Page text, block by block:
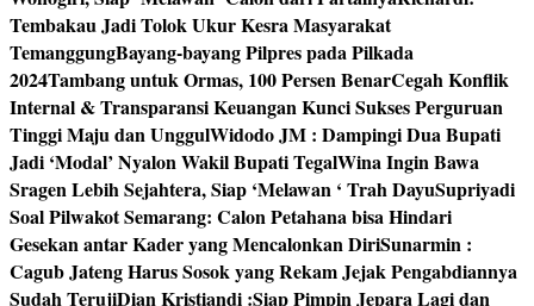
Tembakau Jadi Tolok Ukur Kesra Masyarakat
TemanggungBayang-bayang Pilpres pada Pilkada
2024Tambang untuk Ormas, 100 Persen BenarCegah Konflik
Internal & Transparansi Keuangan Kunci Sukses Perguruan
Tinggi Maju dan UnggulWidodo JM : Dampingi Dua Bupati
Jadi ‘Modal’ Nyalon Wakil Bupati TegalWina Ingin Bawa
Sragen Lebih Sejahtera, Siap ‘Melawan ‘ Trah DayuSupriyadi
Soal Pilwakot Semarang: Calon Petahana bisa Hindari
Gesekan antar Kader yang Mencalonkan DiriSunarmin :
Cagub Jateng Harus Sosok yang Rekam Jejak Pengabdiannya
Sudah TerujiDian Kristiandi :Siap Pimpin Jepara Lagi dan